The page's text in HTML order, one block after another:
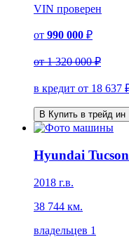
VIN проверен
от 990 000 ₽
от1 320 000 ₽
в кредит от 18 637
В Купить в трейд ин
Hyundai
2018 г.в.
38 744 км.
владельцев 1